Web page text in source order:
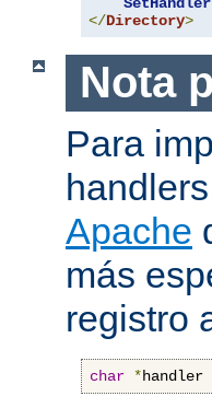
SetHandler
</Directory>
Nota
Para
Apache
más
registro
char *handler